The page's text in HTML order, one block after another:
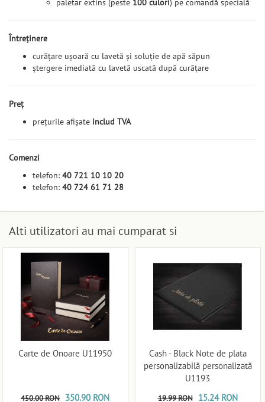
paletar extins (peste 100 culori) pe comandă specială
Întreținere
curățare ușoară cu lavetă și soluție de apă săpun
ștergere imediată cu lavetă uscată după curățare
Preț
prețurile afișate includ TVA
Comenzi
telefon: 40 721 10 10 20
telefon: 40 724 61 71 28
Alti utilizatori au mai cumparat si
Carte de Onoare U11950
450.00 RON 350.90 RON
Cash - Black Note de plata
personalizabilă personalizată
U1193
19.99 RON 15.24 RON